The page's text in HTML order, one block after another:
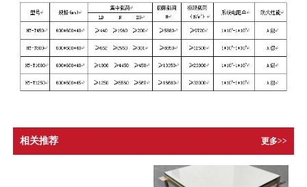
相关推荐 更多>>